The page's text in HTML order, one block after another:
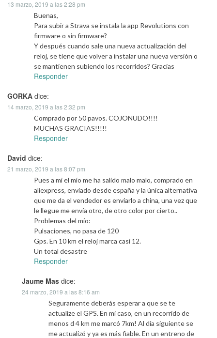
13 marzo, 2019 a las 2:28 pm
Buenas,
Para subir a Strava se instala la app Revolutions con
firmware o sin firmware?
Y después cuando sale una nueva actualización del
reloj, se tiene que volver a instalar una nueva versión o
se mantienen subiendo los recorridos? Gracias
Responder
GORKA dice:
14 marzo, 2019 a las 2:32 pm
Comprado por 50 pavos. COJONUDO!!!!
MUCHAS GRACIAS!!!!!
Responder
David dice:
21 marzo, 2019 a las 8:07 pm
Pues a mi el mío me ha salido malo malo, comprado en
aliexpress, enviado desde españa y la única alternativa
que me da el vendedor es enviarlo a china, una vez que
le llegue me envía otro, de otro color por cierto..
Problemas del mío:
Pulsaciones, no pasa de 120
Gps. En 10 km el reloj marca casi 12.
Un total desastre
Responder
Jaume Mas dice:
24 marzo, 2019 a las 8:16 am
Seguramente deberás esperar a que se te
actualize el GPS. En mi caso, en un recorrido de
menos d 4 km me marcó 7km! Al día siguiente se
me actualizó y ya es más fiable. En un entreno de